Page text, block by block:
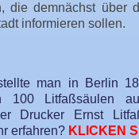
die demnächst über
informieren sollen.
man in Berlin
100 Litfaßsäulen
Drucker Ernst
erfahren? KLICKEN